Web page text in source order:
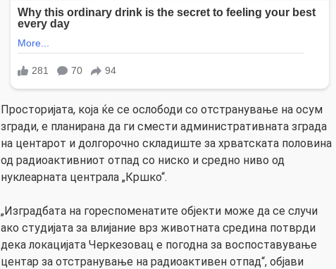
Просторијата, која ќе се ослободи со отстранување на осум
згради, е планирана да ги смести административната зграда
на центарот и долгорочно складиште за хрватската половина
од радиоактивниот отпад со ниско и средно ниво од
нуклеарната централа „Кршко“.
„Изградбата на гореспоменатите објекти може да се случи
ако студијата за влијание врз животната средина потврди
дека локацијата Черкезовац е погодна за воспоставување
центар за отстранување на радиоактивен отпад“, објави